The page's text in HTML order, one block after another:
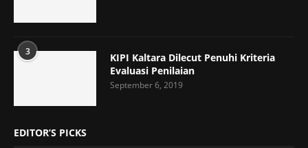
3
KIPI Kaltara Dilecut Penuhi Kriteria
Evaluasi Penilaian
September 6, 2019
EDITOR’S PICKS